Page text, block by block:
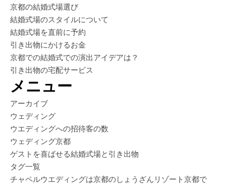
京都の結婚式場選び
結婚式場のスタイルについて
結婚式場を直前に予約
引き出物にかけるお金
京都での結婚式での演出アイデアは？
引き出物の宅配サービス
メニュー
アーカイブ
ウェディング
ウエディングへの招待客の数
ウェディング京都
ゲストを喜ばせる結婚式場と引き出物
タグ一覧
チャペルウエディングは京都のしょうざんリゾート京都で